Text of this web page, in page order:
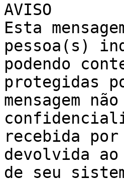
AVISO
Esta
pessoa(s)
podendo
protegidas
mensagem
recebida
devolvida ao
de seu